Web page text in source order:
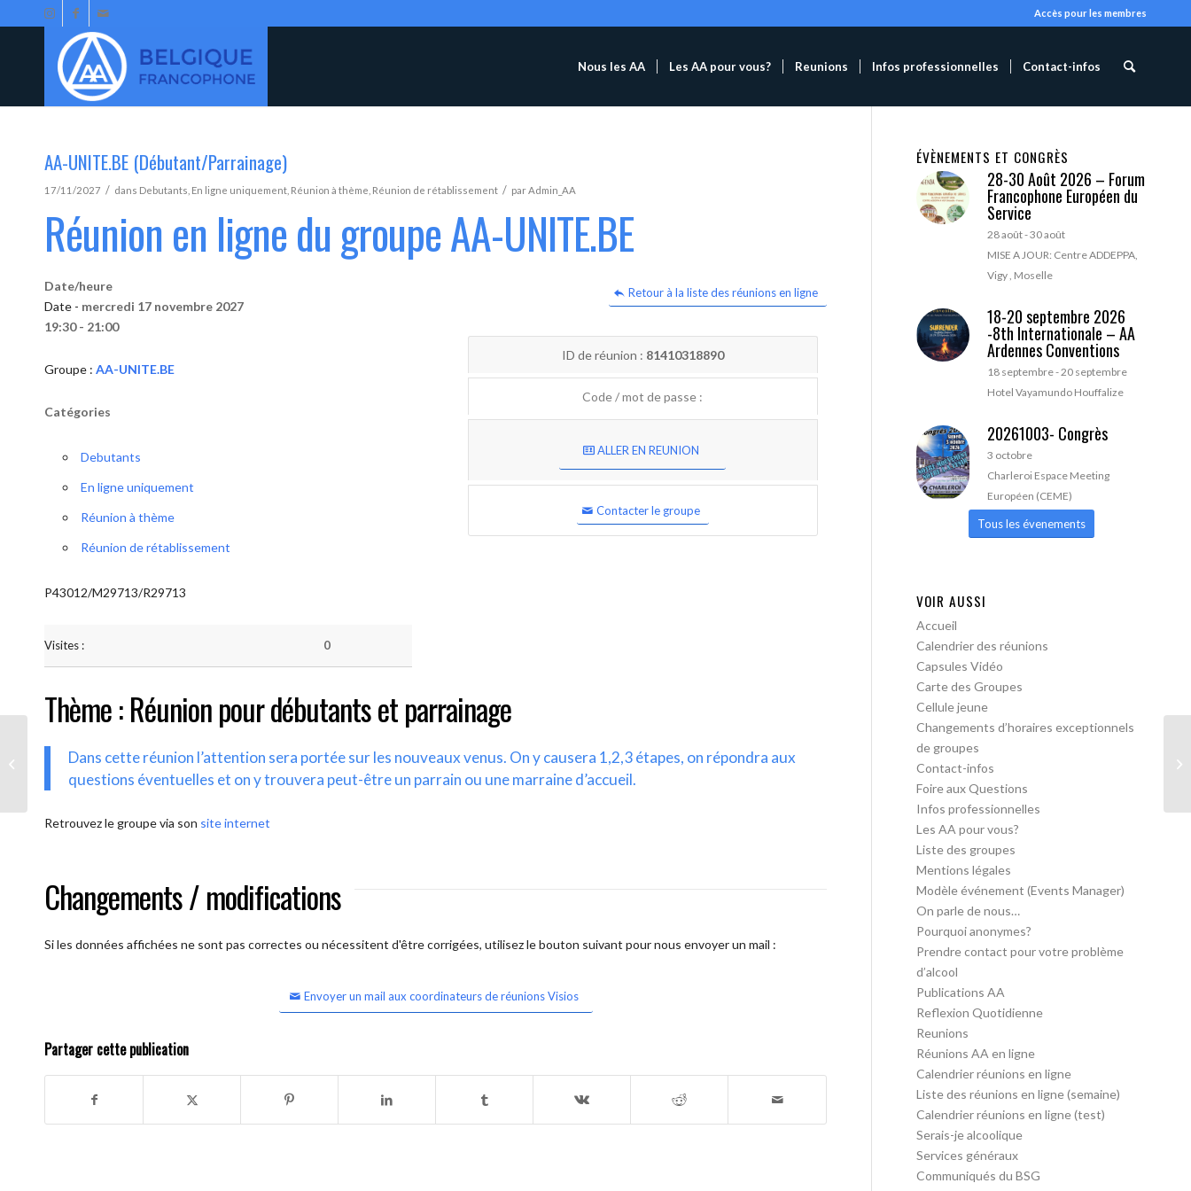
Accès pour les membres
Nous les AA Les AA pour vous? Reunions Infos professionnelles Contact-infos
AA-UNITE.BE (Débutant/Parrainage)
17/11/2027 / dans Debutants En ligne uniquement Réunion à thème Réunion de rétablissement / parAdmin_AA
Réunion en ligne du groupe AA-UNITE.BE
Retour à la liste des réunions en ligne
Date/heure
Date - mercredi 17 novembre 2027
19:30 - 21:00
Groupe : AA-UNITE.BE
Catégories
Debutants
En ligne uniquement
Réunion à thème
Réunion de rétablissement
P43012/M29713/R29713
Visites : 0
ID de réunion : 81410318890
Code / mot de passe :
ALLER EN REUNION
Contacter le groupe
Thème : Réunion pour débutants et parrainage
Dans cette réunion l’attention sera portée sur les nouveaux venus. On y causera 1,2,3 étapes, on répondra aux
questions éventuelles et on y trouvera peut-être un parrain ou une marraine d’accueil.
Retrouvez le groupe via son site internet
Changements / modifications
Si les données affichées ne sont pas correctes ou nécessitent d'être corrigées, utilisez le bouton suivant pour nous envoyer un mail :
Envoyer un mail aux coordinateurs de réunions Visios
Partager cette publication
ÉVÈNEMENTS ET CONGRÈS
28-30 Août 2026 – Forum
Francophone Européen du
Service
28 août-30 août
MISE A JOUR: Centre ADDEPPA,
Vigy , Moselle
18-20 septembre 2026
-8th Internationale – AA
Ardennes Conventions
18 septembre-20 septembre
Hotel Vayamundo Houffalize
20261003- Congrès
3 octobre
Charleroi Espace Meeting
Européen (CEME)
Tous les évenements
VOIR AUSSI
Accueil
Calendrier des réunions
Capsules Vidéo
Carte des Groupes
Cellule jeune
Changements d’horaires exceptionnels
de groupes
Contact-infos
Foire aux Questions
Infos professionnelles
Les AA pour vous?
Liste des groupes
Mentions légales
Modèle événement (Events Manager)
On parle de nous…
Pourquoi anonymes?
Prendre contact pour votre problème
d’alcool
Publications AA
Reflexion Quotidienne
Reunions
Réunions AA en ligne
Calendrier réunions en ligne
Liste des réunions en ligne (semaine)
Calendrier réunions en ligne (test)
Serais-je alcoolique
Services généraux
Communiqués du BSG
AA-UNITE.BE (Débutant/Parrainage)